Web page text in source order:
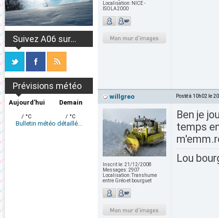
Suivez A06 sur...
Prévisions météo
Aujourd'hui
/ °C
Demain
/ °C
Bulletin météo détaillé...
Localisation: NICE -
ISOLA2000
willgreo Posté à 10h02 le
Inscrit le: 21/12/2008
Messages: 2907
Localisation:Transhume
entre Gréo et bourguet
Ben je
temps
Lou